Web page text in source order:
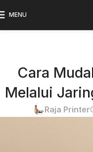
MENU
Cara
Melalui
Raja Printer